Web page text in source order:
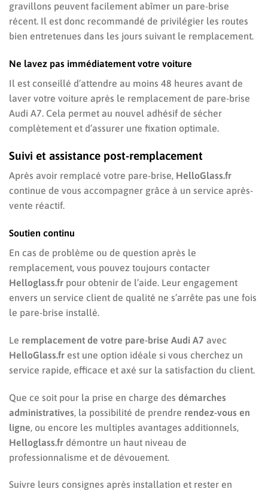
gravillons peuvent facilement abîmer un pare-brise
récent. Il est donc recommandé de privilégier les routes
bien entretenues dans les jours suivant le remplacement.
Ne lavez pas immédiatement votre voiture
Il est conseillé d’attendre au moins 48 heures avant de
laver votre voiture après le remplacement de pare-brise
Audi A7. Cela permet au nouvel adhésif de sécher
complètement et d’assurer une fixation optimale.
Suivi et assistance post-remplacement
Après avoir remplacé votre pare-brise, HelloGlass.fr
continue de vous accompagner grâce à un service après-
vente réactif.
Soutien continu
En cas de problème ou de question après le
remplacement, vous pouvez toujours contacter
Helloglass.fr pour obtenir de l’aide. Leur engagement
envers un service client de qualité ne s’arrête pas une fois
le pare-brise installé.
Le remplacement de votre pare-brise Audi A7 avec
HelloGlass.fr est une option idéale si vous cherchez un
service rapide, efficace et axé sur la satisfaction du client.
Que ce soit pour la prise en charge des démarches
administratives, la possibilité de prendre rendez-vous en
ligne, ou encore les multiples avantages additionnels,
Helloglass.fr démontre un haut niveau de
professionnalisme et de dévouement.
Suivre leurs consignes après installation et rester en